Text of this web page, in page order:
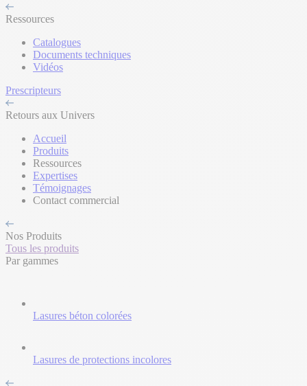
Ressources
Catalogues
Documents techniques
Vidéos
Prescripteurs
Retours aux Univers
Accueil
Produits
Ressources
Expertises
Témoignages
Contact commercial
Nos Produits
Tous les produits
Par gammes
Lasures béton colorées
Lasures de protections incolores